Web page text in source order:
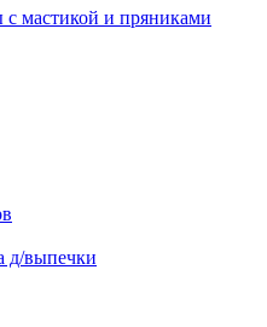
мастикой и пряниками
д/выпечки